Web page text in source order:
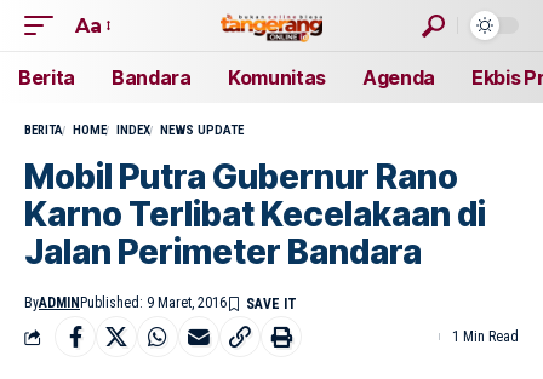
Aa
Berita Bandara Komunitas Agenda Ekbis
BERITA HOME INDEX NEWS UPDATE
Mobil Putra Gubernur Rano
Karno Terlibat Kecelakaan di
Jalan Perimeter Bandara
ByADMIN Published: 9 Maret, 2016
1 Min Read